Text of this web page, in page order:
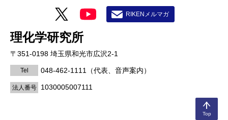
Top
理化学研究所
〒351-0198 埼玉県和光市広沢2-1
Tel 048-462-1111 （代表、音声案内）
法人番号 1030005007111
RIKENメルマガ